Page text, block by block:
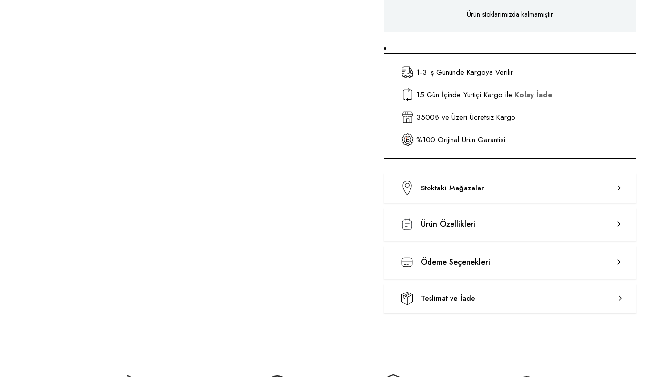
Ürün stoklarımızda kalmamıştır.
1-3 İş Gününde Kargoya Verilir
15 Gün İçinde Yurtiçi Kargo ile Kolay İade
3500₺ ve Üzeri Ücretsiz Kargo
%100 Orijinal Ürün Garantisi
Stoktaki Mağazalar
Ürün Özellikleri
Ödeme Seçenekleri
Teslimat ve İade